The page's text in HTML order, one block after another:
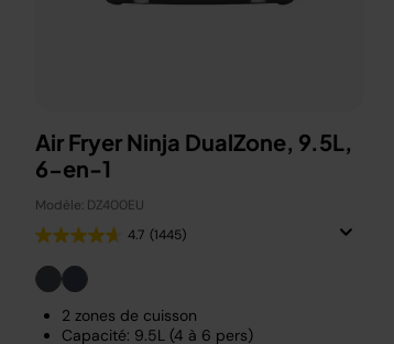
Air Fryer Ninja DualZone, 9.5L,
6-en-1
Modèle: DZ400EU
4.7 (1445)
2 zones de cuisson
Capacité: 9.5L (4 à 6 pers)